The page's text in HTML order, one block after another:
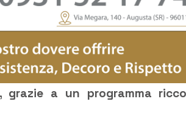
grazie a un programma